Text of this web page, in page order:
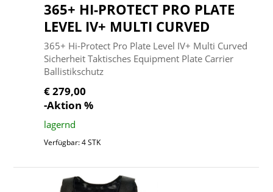
365+ HI-PROTECT PRO PLATE
LEVEL IV+ MULTI CURVED
365+ Hi-Protect Pro Plate Level IV+ Multi Curved
Sicherheit Taktisches Equipment Plate Carrier
Ballistikschutz
€ 279,00
-Aktion %
lagernd
Verfügbar: 4 STK